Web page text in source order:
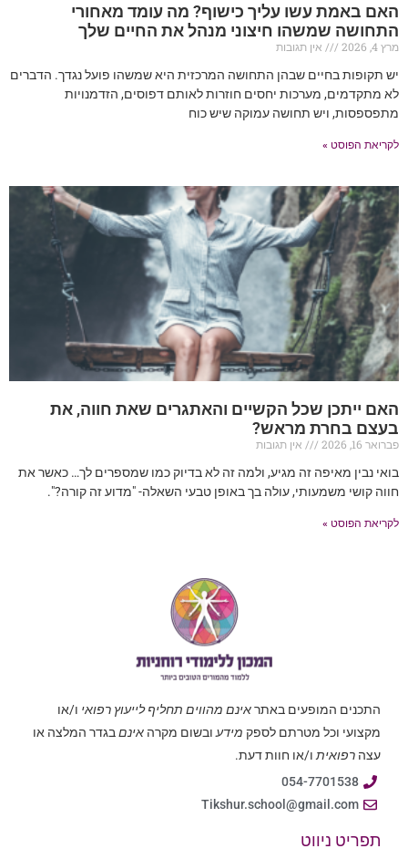
האם באמת עשו עליך כישוף? מה עומד מאחורי
התחושה שמשהו חיצוני מנהל את החיים שלך
מרץ 4, 2026
אין תגובות
יש תקופות בחיים שבהן התחושה המרכזית היא שמשהו פועל נגדך. הדברים
לא מתקדמים, מערכות יחסים חוזרות לאותם דפוסים, הזדמנויות
מתפספסות, ויש תחושה עמוקה שיש כוח
לקריאת הפוסט »
האם ייתכן שכל הקשיים והאתגרים שאת חווה, את
בעצם בחרת מראש?
פברואר 16, 2026
אין תגובות
בואי נבין מאיפה זה מגיע, ולמה זה לא בדיוק כמו שמספרים לך… כאשר את
חווה קושי משמעותי, עולה בך באופן טבעי השאלה- "מדוע זה קורה?".
לקריאת הפוסט »
התכנים המופעים באתראינם מהווים תחליף לייעוץ רפואי ו/או
מקצועי וכל מטרתם לספק מידעובשום מקרה אינםבגדר המלצה או
עצה רפואיתו/או חוות דעת.
054-7701538
Tikshur.school@gmail.com
תפריט ניווט